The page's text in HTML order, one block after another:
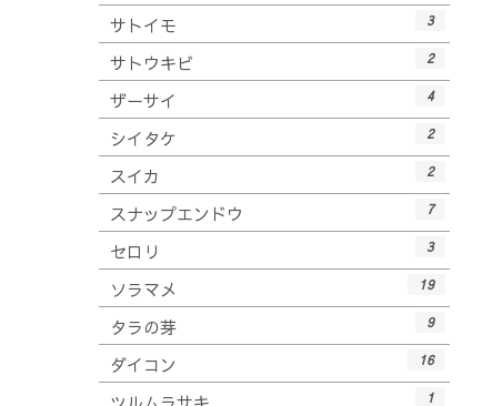
サトイモ 3
サトウキビ 2
ザーサイ 4
シイタケ 2
スイカ 2
スナップエンドウ 7
セロリ 3
ソラマメ 19
タラの芽 9
ダイコン 16
1